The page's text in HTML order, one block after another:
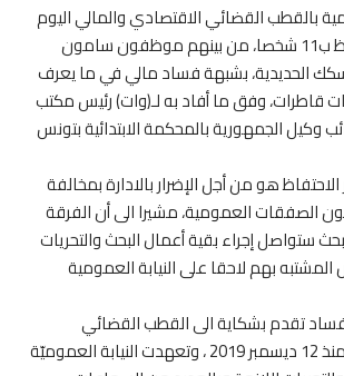
بالقطب القضائي الاقتصادي والمالي اليوم
الثلاثاء قرارا بالاحتفاظ ب11 شخصا، من بينهم موظفون سامون
الحديدية، بشبهة فساد مالي في ما يعرف
قاطرات، وفق ما أفاد به لـ(وات) رئيس مكتب
وكيل الجمهورية بالمحكمة الابتدائية بتونس
هو من أجل الإضرار بالادارة بمخالفة
الصفقات العمومية، مشيرا الى أن الفرقة
ستواصل إجراء بقية أعمال البحث والتحريات
بهم لاحقا على النيابة العمومية
تقدم بشكاية الى القطب القضائي
الاقتصادي والمالي منذ 12 ديسمبر 2019 ، وتعهدت النيابة العموميّة